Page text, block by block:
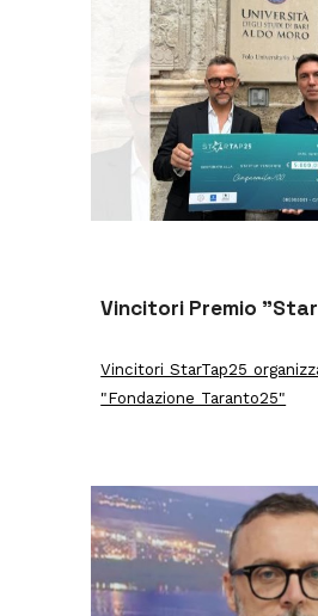
Vincitori Premio
Vincitori StarTap25
"Fondazione Taranto25"